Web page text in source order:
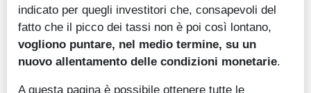
indicato per quegli investitori che, consapevoli del
fatto che il picco dei tassi non è poi così lontano,
vogliono puntare, nel medio termine, su un
nuovo allentamento delle condizioni monetarie.
A questa pagina è possibile ottenere tutte le